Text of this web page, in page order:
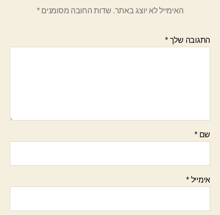
האימייל לא יוצג באתר. שדות החובה מסומנים*
התגובה שלך*
שם*
אימייל*